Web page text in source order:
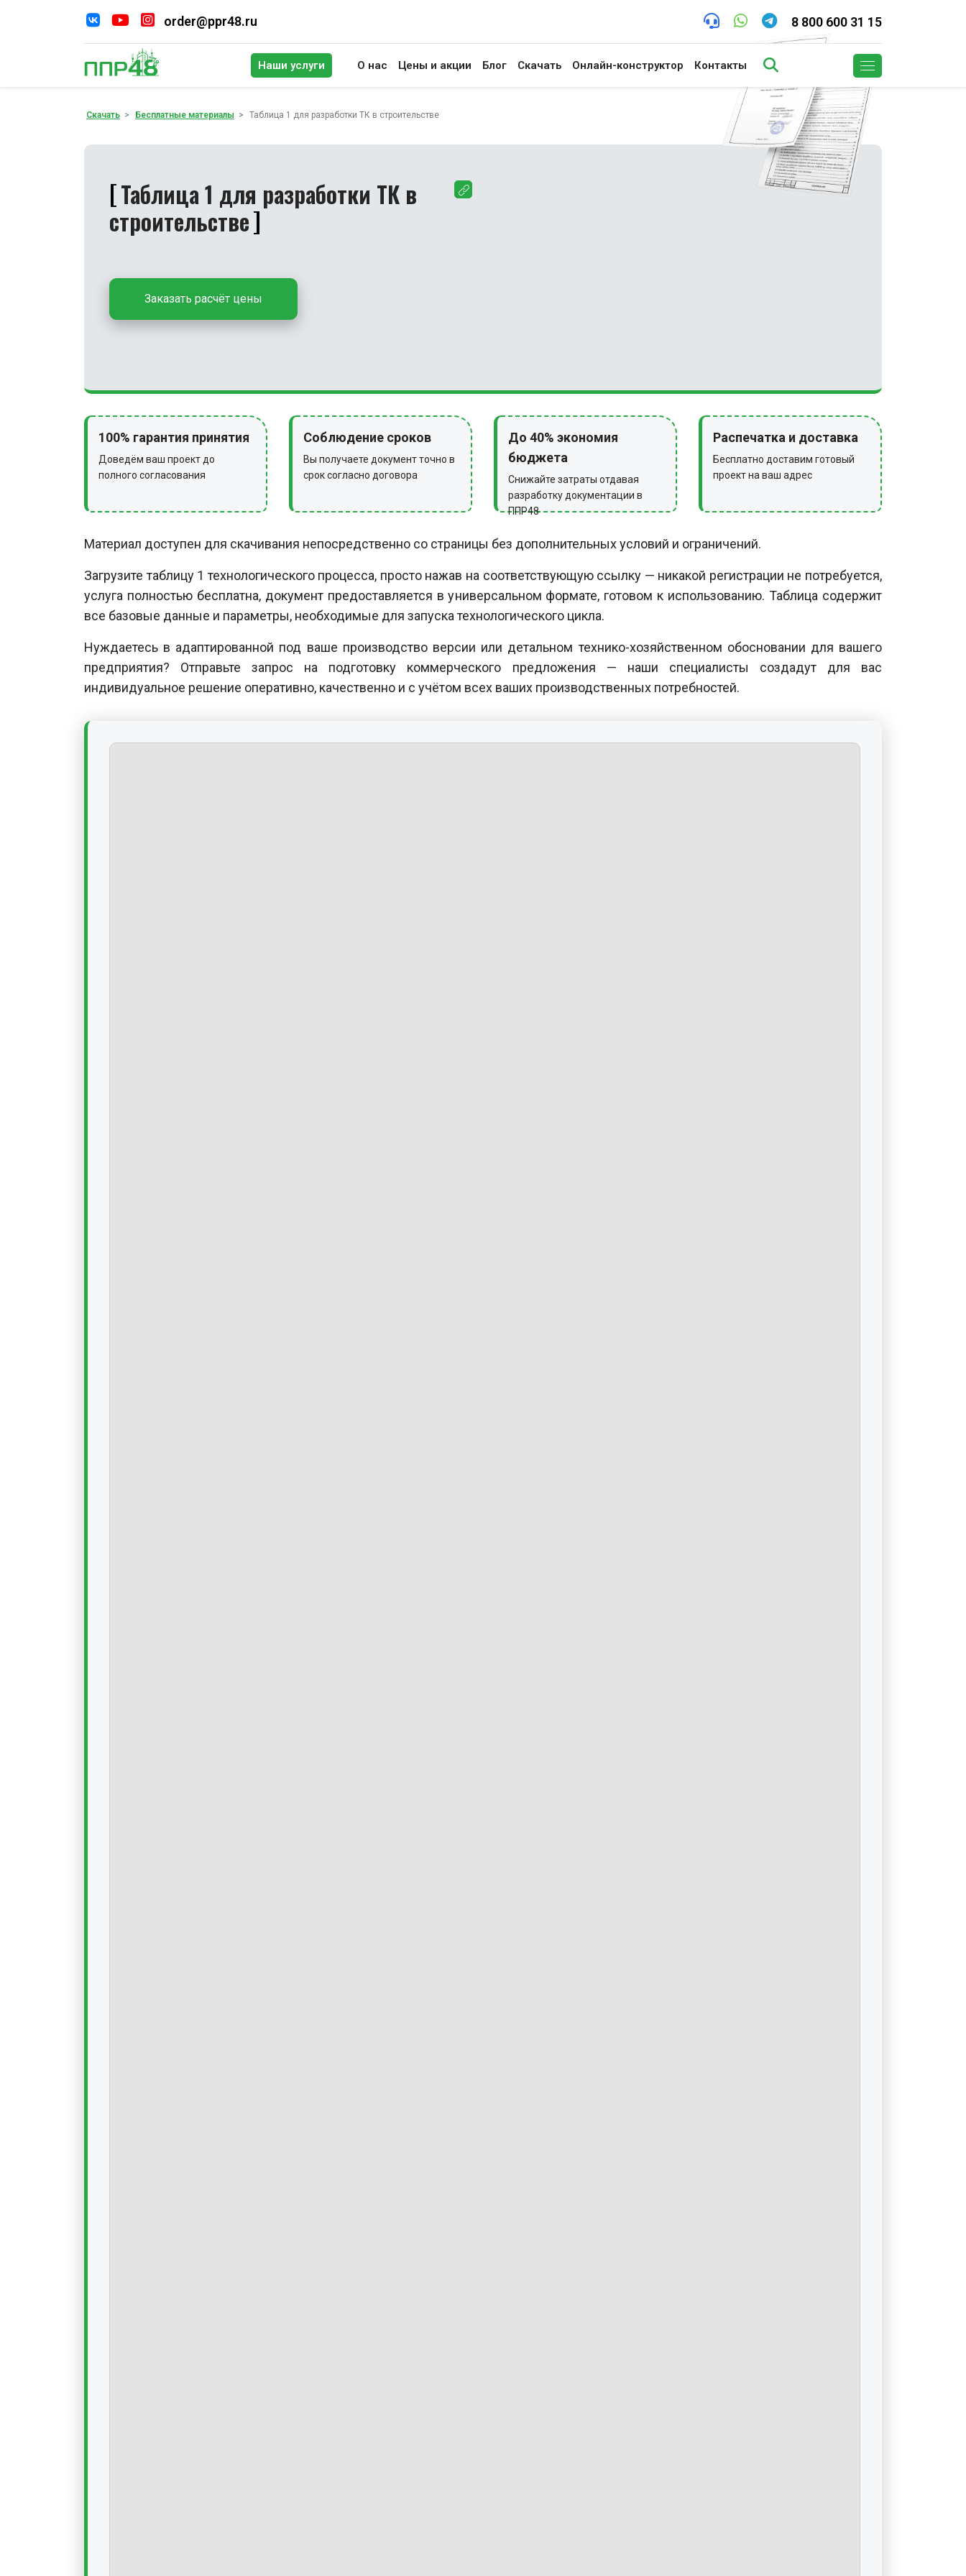
order@ppr48.ru 8 800 600 31 15
Наши услуги О нас Цены и акции Блог Скачать Онлайн-конструктор Контакты
Скачать Бесплатные материалы Таблица 1 для разработки ТК в строительстве
Таблица 1 для разработки ТК в
строительстве
Заказать расчёт цены
100% гарантия принятия
Доведём ваш проект до
полного согласования
Соблюдение сроков
Вы получаете документ точно в
срок согласно договора
До 40% экономия
бюджета
Снижайте затраты отдавая
разработку документации в
ППР48
Распечатка и доставка
Бесплатно доставим готовый
проект на ваш адрес
Материал доступен для скачивания непосредственно со страницы без дополнительных условий и ограничений.
Загрузите таблицу 1 технологического процесса, просто нажав на соответствующую ссылку — никакой регистрации не потребуется,
услуга полностью бесплатна, документ предоставляется в универсальном формате, готовом к использованию. Таблица содержит
все базовые данные и параметры, необходимые для запуска технологического цикла.
Нуждаетесь в адаптированной под ваше производство версии или детальном технико-хозяйственном обосновании для вашего
предприятия? Отправьте запрос на подготовку коммерческого предложения — наши специалисты создадут для вас
индивидуальное решение оперативно, качественно и с учётом всех ваших производственных потребностей.
Поиск